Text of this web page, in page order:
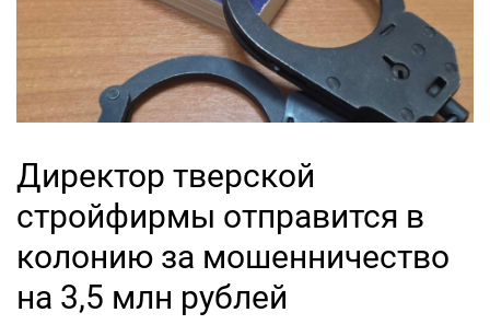
Директор тверской
стройфирмы отправится в
колонию за мошенничество
на 3,5 млн рублей